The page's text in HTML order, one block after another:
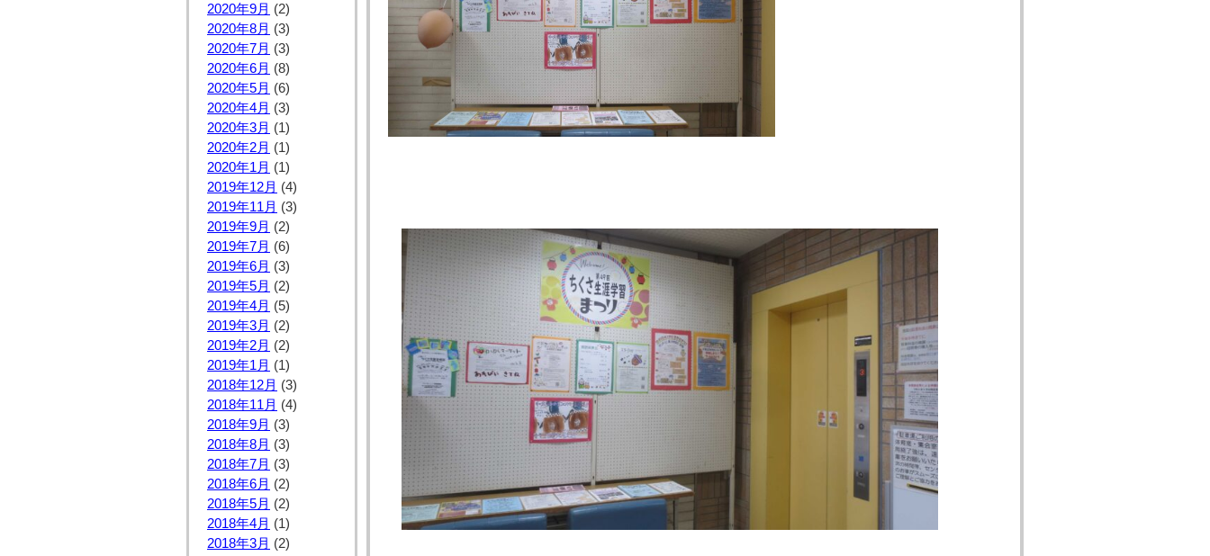
2020年9月 (2)
2020年8月 (3)
2020年7月 (3)
2020年6月 (8)
2020年5月 (6)
2020年4月 (3)
2020年3月 (1)
2020年2月 (1)
2020年1月 (1)
2019年12月 (4)
2019年11月 (3)
2019年9月 (2)
2019年7月 (6)
2019年6月 (3)
2019年5月 (2)
2019年4月 (5)
2019年3月 (2)
2019年2月 (2)
2019年1月 (1)
2018年12月 (3)
2018年11月 (4)
2018年9月 (3)
2018年8月 (3)
2018年7月 (3)
2018年6月 (2)
2018年5月 (2)
2018年4月 (1)
2018年3月 (2)